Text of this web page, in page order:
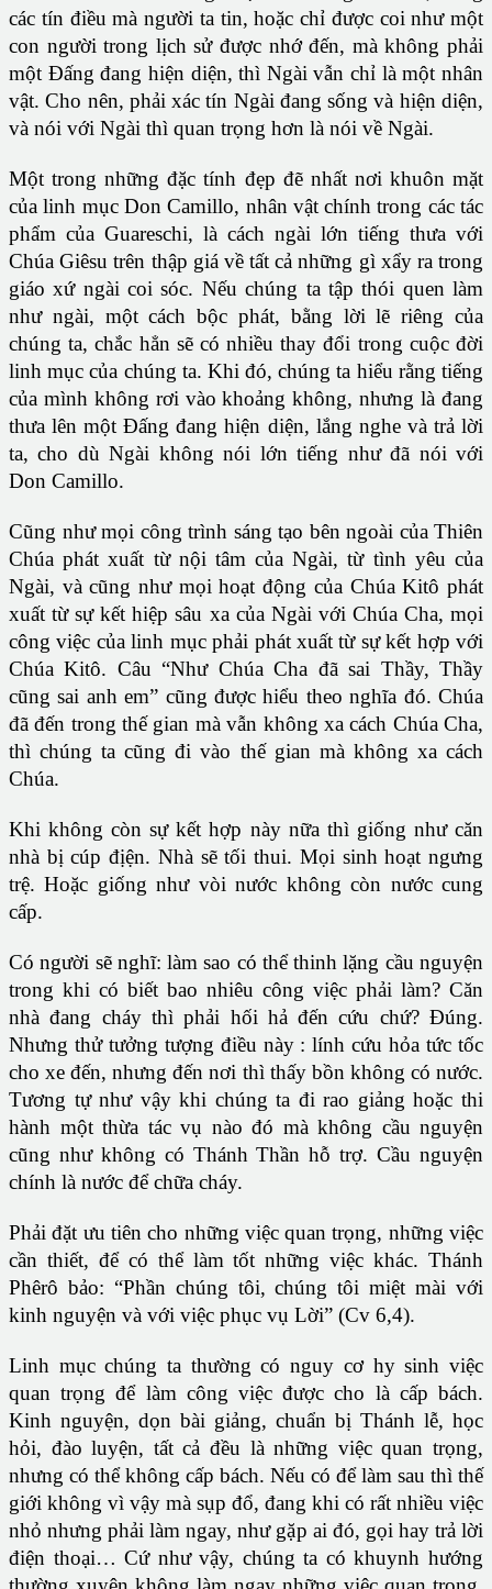
các tín điều mà người ta tin, hoặc chỉ được coi như một
con người trong lịch sử được nhớ đến, mà không phải
một Đấng đang hiện diện, thì Ngài vẫn chỉ là một nhân
vật. Cho nên, phải xác tín Ngài đang sống và hiện diện,
và nói với Ngài thì quan trọng hơn là nói về Ngài.
Một trong những đặc tính đẹp đẽ nhất nơi khuôn mặt
của linh mục Don Camillo, nhân vật chính trong các tác
phẩm của Guareschi, là cách ngài lớn tiếng thưa với
Chúa Giêsu trên thập giá về tất cả những gì xẩy ra trong
giáo xứ ngài coi sóc. Nếu chúng ta tập thói quen làm
như ngài, một cách bộc phát, bằng lời lẽ riêng của
chúng ta, chắc hẳn sẽ có nhiều thay đổi trong cuộc đời
linh mục của chúng ta. Khi đó, chúng ta hiểu rằng tiếng
của mình không rơi vào khoảng không, nhưng là đang
thưa lên một Đấng đang hiện diện, lắng nghe và trả lời
ta, cho dù Ngài không nói lớn tiếng như đã nói với
Don Camillo.
Cũng như mọi công trình sáng tạo bên ngoài của Thiên
Chúa phát xuất từ nội tâm của Ngài, từ tình yêu của
Ngài, và cũng như mọi hoạt động của Chúa Kitô phát
xuất từ sự kết hiệp sâu xa của Ngài với Chúa Cha, mọi
công việc của linh mục phải phát xuất từ sự kết hợp với
Chúa Kitô. Câu “Như Chúa Cha đã sai Thầy, Thầy
cũng sai anh em” cũng được hiểu theo nghĩa đó. Chúa
đã đến trong thế gian mà vẫn không xa cách Chúa Cha,
thì chúng ta cũng đi vào thế gian mà không xa cách
Chúa.
Khi không còn sự kết hợp này nữa thì giống như căn
nhà bị cúp địện. Nhà sẽ tối thui. Mọi sinh hoạt ngưng
trệ. Hoặc giống như vòi nước không còn nước cung
cấp.
Có người sẽ nghĩ: làm sao có thể thinh lặng cầu nguyện
trong khi có biết bao nhiêu công việc phải làm? Căn
nhà đang cháy thì phải hối hả đến cứu chứ? Đúng.
Nhưng thử tưởng tượng điều này : lính cứu hỏa tức tốc
cho xe đến, nhưng đến nơi thì thấy bồn không có nước.
Tương tự như vậy khi chúng ta đi rao giảng hoặc thi
hành một thừa tác vụ nào đó mà không cầu nguyện
cũng như không có Thánh Thần hỗ trợ. Cầu nguyện
chính là nước để chữa cháy.
Phải đặt ưu tiên cho những việc quan trọng, những việc
cần thiết, để có thể làm tốt những việc khác. Thánh
Phêrô bảo: “Phần chúng tôi, chúng tôi miệt mài với
kinh nguyện và với việc phục vụ Lời” (Cv 6,4).
Linh mục chúng ta thường có nguy cơ hy sinh việc
quan trọng để làm công việc được cho là cấp bách.
Kinh nguyện, dọn bài giảng, chuẩn bị Thánh lễ, học
hỏi, đào luyện, tất cả đều là những việc quan trọng,
nhưng có thể không cấp bách. Nếu có để làm sau thì thế
giới không vì vậy mà sụp đổ, đang khi có rất nhiều việc
nhỏ nhưng phải làm ngay, như gặp ai đó, gọi hay trả lời
điện thoại… Cứ như vậy, chúng ta có khuynh hướng